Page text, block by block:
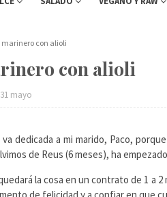
marinero con alioli
con alioli
31 mayo
dedicada a mi marido, Paco,
de Reus (6 meses), ha
la cosa en un contrato de 1 a